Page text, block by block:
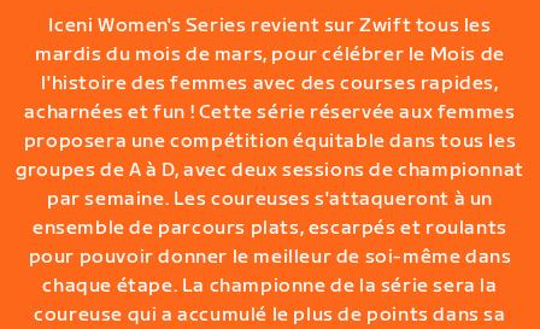
Iceni Women's Series revient sur Zwift tous les
mardis du mois de mars, pour célébrer le Mois de
l'histoire des femmes avec des courses rapides,
acharnées et fun ! Cette série réservée aux femmes
proposera une compétition équitable dans tous les
groupes de A à D, avec deux sessions de championnat
par semaine. Les coureuses s'attaqueront à un
ensemble de parcours plats, escarpés et roulants
pour pouvoir donner le meilleur de soi-même dans
chaque étape. La championne de la série sera la
coureuse qui a accumulé le plus de points dans sa